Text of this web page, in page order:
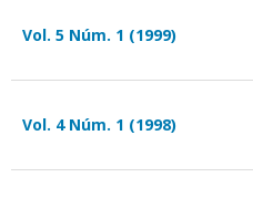
Vol. 5 Núm. 1 (1999)
Vol. 4 Núm. 1 (1998)